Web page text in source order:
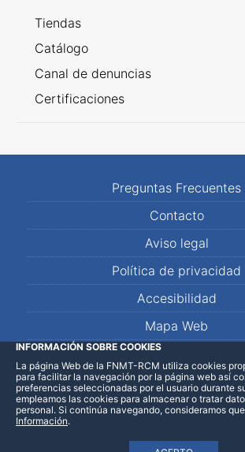
Tiendas
Catálogo
Canal de denuncias
Certificaciones
Preguntas Frecuentes
Contacto
Aviso legal
Política de privacidad
Accesibilidad
Mapa Web
LinkedInFacebookWhatsApp
INFORMACIÓN SOBRE COOKIES
La página Web de la FNMT-RCM utiliza cookies
para facilitar la navegación por la página web así
preferencias seleccionadas por el usuario durante
empleamos las cookies para almacenar o tratar
personal. Si continúa navegando, consideramos
Información.